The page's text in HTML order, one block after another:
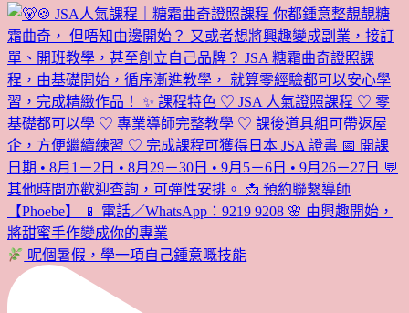
呢個暑假，學一項自己鍾意嘅技能